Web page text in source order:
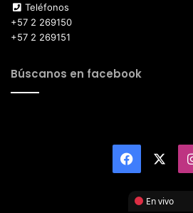
Teléfonos
+57 2 269150
+57 2 269151
Búscanos en facebook
Facebook
En vivo